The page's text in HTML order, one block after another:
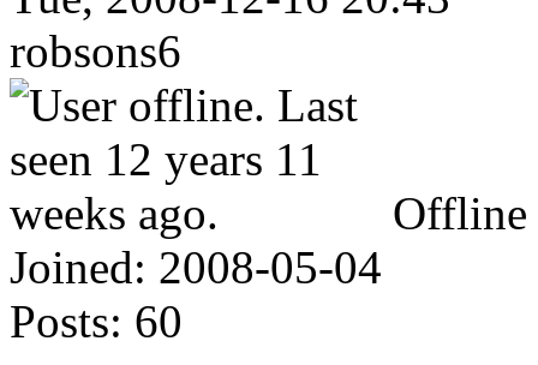
robsons6
Offline
Joined: 2008-05-04
Posts: 60